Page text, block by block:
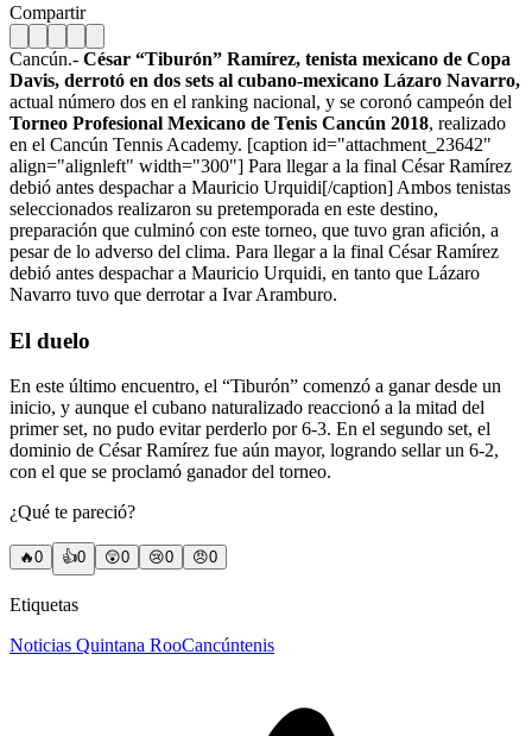
Compartir
Cancún.- César “Tiburón” Ramírez, tenista mexicano de Copa
Davis, derrotó en dos sets al cubano-mexicano Lázaro Navarro,
actual número dos en el ranking nacional, y se coronó campeón del
Torneo Profesional Mexicano de Tenis Cancún 2018, realizado
en el Cancún Tennis Academy. [caption id="attachment_23642"
align="alignleft" width="300"] Para llegar a la final César Ramírez
debió antes despachar a Mauricio Urquidi[/caption] Ambos tenistas
seleccionados realizaron su pretemporada en este destino,
preparación que culminó con este torneo, que tuvo gran afición, a
pesar de lo adverso del clima. Para llegar a la final César Ramírez
debió antes despachar a Mauricio Urquidi, en tanto que Lázaro
Navarro tuvo que derrotar a Ivar Aramburo.
El duelo
En este último encuentro, el “Tiburón” comenzó a ganar desde un
inicio, y aunque el cubano naturalizado reaccionó a la mitad del
primer set, no pudo evitar perderlo por 6-3. En el segundo set, el
dominio de César Ramírez fue aún mayor, logrando sellar un 6-2,
con el que se proclamó ganador del torneo.
¿Qué te pareció?
🔥0 👍0 😲0 😢0 😠0
Etiquetas
Noticias Quintana RooCancúntenis